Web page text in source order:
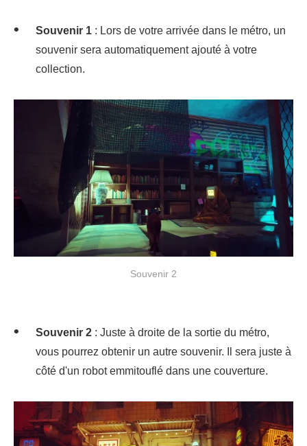
Souvenir 1 : Lors de votre arrivée dans le métro, un
souvenir sera automatiquement ajouté à votre
collection.
Souvenir 2
Souvenir 2 : Juste à droite de la sortie du métro,
vous pourrez obtenir un autre souvenir. Il sera juste à
côté d'un robot emmitouflé dans une couverture.